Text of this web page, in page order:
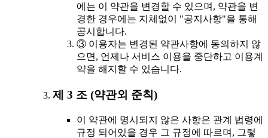
에는 이 약관을 변경할 수 있으며, 약관을 변
경한 경우에는 지체없이 "공지사항"을 통해
공시합니다.
③ 이용자는 변경된 약관사항에 동의하지 않
으면, 언제나 서비스 이용을 중단하고 이용계
약을 해지할 수 있습니다.
제 3 조 (약관외 준칙)
이 약관에 명시되지 않은 사항은 관계 법령에
규정 되어있을 경우 그 규정에 따르며, 그렇